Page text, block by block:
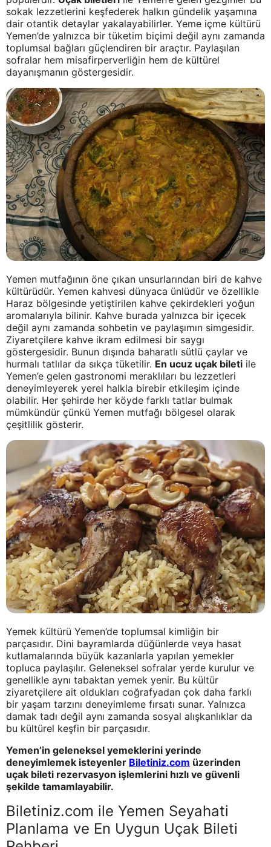
sokak lezzetlerini keşfederek halkın gündelik yaşamına
dair otantik detaylar yakalayabilirler. Yeme içme kültürü
Yemen’de yalnızca bir tüketim biçimi değil aynı zamanda
toplumsal bağları güçlendiren bir araçtır. Paylaşılan
sofralar hem misafirperverliğin hem de kültürel
dayanışmanın göstergesidir.
Yemen mutfağının öne çıkan unsurlarından biri de kahve
kültürüdür. Yemen kahvesi dünyaca ünlüdür ve özellikle
Haraz bölgesinde yetiştirilen kahve çekirdekleri yoğun
aromalarıyla bilinir. Kahve burada yalnızca bir içecek
değil aynı zamanda sohbetin ve paylaşımın simgesidir.
Ziyaretçilere kahve ikram edilmesi bir saygı
göstergesidir. Bunun dışında baharatlı sütlü çaylar ve
hurmalı tatlılar da sıkça tüketilir. En ucuz uçak bileti ile
Yemen’e gelen gastronomi meraklıları bu lezzetleri
deneyimleyerek yerel halkla birebir etkileşim içinde
olabilir. Her şehirde her köyde farklı tatlar bulmak
mümkündür çünkü Yemen mutfağı bölgesel olarak
çeşitlilik gösterir.
Yemek kültürü Yemen’de toplumsal kimliğin bir
parçasıdır. Dini bayramlarda düğünlerde veya hasat
kutlamalarında büyük kazanlarla yapılan yemekler
topluca paylaşılır. Geleneksel sofralar yerde kurulur ve
genellikle aynı tabaktan yemek yenir. Bu kültür
ziyaretçilere ait oldukları coğrafyadan çok daha farklı
bir yaşam tarzını deneyimleme fırsatı sunar. Yalnızca
damak tadı değil aynı zamanda sosyal alışkanlıklar da
bu kültürel keşfin bir parçasıdır.
Yemen’in geleneksel yemeklerini yerinde
deneyimlemek isteyenler Biletiniz.com üzerinden
uçak bileti rezervasyon işlemlerini hızlı ve güvenli
şekilde tamamlayabilir.
Biletiniz.com ile Yemen Seyahati
Planlama ve En Uygun Uçak Bileti